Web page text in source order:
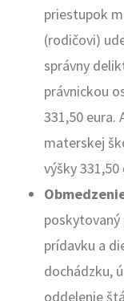
priestupok
(rodičovi)
správny
právnickou
331,50 eura.
materskej
výšky 331,50
prídavku a
dochádzku,
oddelenie